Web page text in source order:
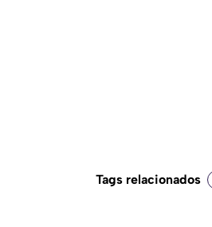
Tags relacionados